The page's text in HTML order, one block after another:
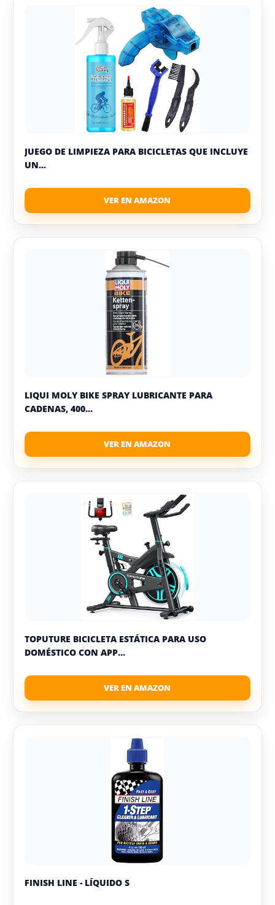
JUEGO DE LIMPIEZA PARA BICICLETAS QUE INCLUYE
UN...
LIQUI MOLY BIKE SPRAY LUBRICANTE PARA
CADENAS, 400...
TOPUTURE BICICLETA ESTÁTICA PARA USO
DOMÉSTICO CON APP...
FINISH LINE - LÍQUIDO S